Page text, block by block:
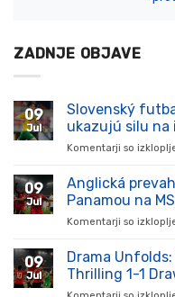
ZADNJE OBJAVE
09
Jul
Slovenský
ukazujú silu na
Komentarji so
09
Jul
Anglická
Panamou na
Komentarji so
09
Jul
Drama
Thrilling 1-1